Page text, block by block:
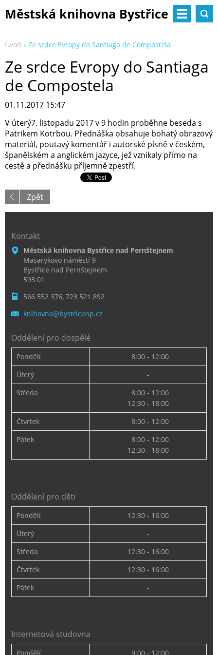
Městská knihovna Bystřice
Úvod Ze srdce Evropy do Santiaga de Compostela
Ze srdce Evropy do Santiaga
de Compostela
01.11.2017 15:47
V úterý7. listopadu 2017 v 9 hodin proběhne beseda s
Patrikem Kotrbou. Přednáška obsahuje bohatý obrazový
materiál, poutavý komentář i autorské písně v českém,
španělském a anglickém jazyce, jež vznikaly přímo na
cestě a přednášku příjemně zpestří.
Zpět
Kontakt
Městská knihovna Bystřice nad Pernštejnem
Masarykovo náměstí 9
Bystřice nad Pernštejnem
593 01
566 552 376, 723 521 892
knihovna@bystricenp.cz
Oddělení pro dospělé
Pondělí
8:00 - 12:00
Úterý
-
Středa
8:00 - 12:00
12:30 - 18:00
Čtvrtek
8:00 - 12:00
Pátek
8:00 - 12:00
12:30 - 18:00
Oddělení pro děti
Pondělí
12:30 - 16:00
Úterý
-
Středa
12:30 - 16:00
Čtvrtek
12:30 - 16:00
Pátek
-
Internetová studovna
Pondělí 9:00 - 12:00